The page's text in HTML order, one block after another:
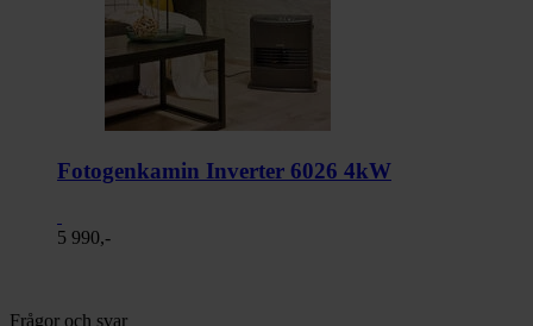
Fotogenkamin Inverter 6026 4kW
5 990,-
Frågor och svar